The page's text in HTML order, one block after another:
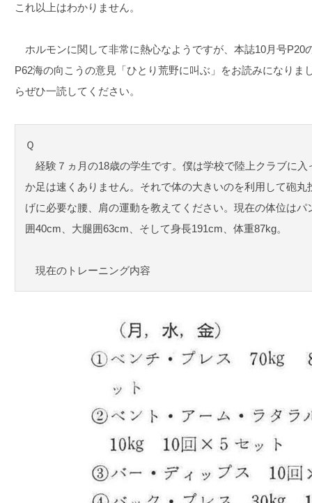
これ以上はわかりません。
ホルモンに関して非常に熱心なようですが、本誌10月号P20
P62海の向こうの意見「ひとり荒野に叫ぶ」をお読みになりま
らぜひ一読してください。
Ｑ
経験７ヵ月の18歳の学生です。僕は学校で陸上クラブに
か足は速くありません。それで体の大きいのを利用して砲
げに必要な腰、肩の運動を教えてください。現在の体位は
囲40cm、大腿囲63cm、そして身長191cm、体重87kg。
現在のトレーニング内容